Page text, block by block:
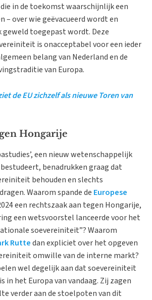
in de toekomst waarschijnlijk een
over wie geëvacueerd wordt en
geweld toegepast wordt. Deze
is onacceptabel voor een ieder
belang van Nederland en de
van Europa.
de EU zichzelf als nieuwe Toren van
Hongarije
een nieuw wetenschappelijk
benadrukken graag dat
behouden en slechts
Waarom spande de Europese
een rechtszaak aan tegen Hongarije,
een wetsvoorstel lanceerde voor het
soevereiniteit”? Waarom
Ruttedan expliciet over het opgeven
omwille van de interne markt?
wel degelijk aan dat soevereiniteit
in het Europa van vandaag. Zij zagen
verder aan de stoelpoten van dit